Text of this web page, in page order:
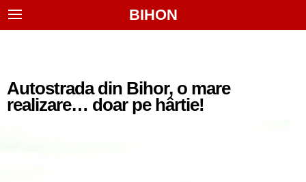
BIHON
Autostrada din Bihor, o mare
realizare… doar pe hârtie!